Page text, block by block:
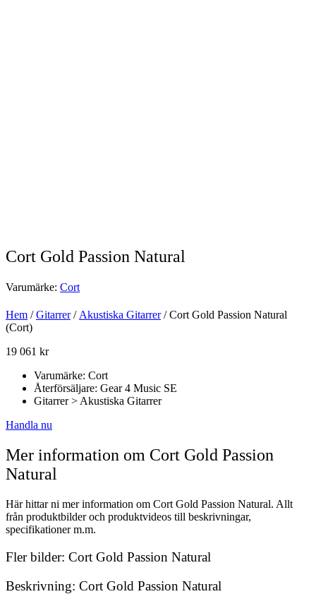
Cort Gold Passion Natural
Varumärke: Cort
Hem /Gitarrer/Akustiska Gitarrer/ Cort Gold Passion Natural
(Cort)
19 061 kr
Varumärke: Cort
Återförsäljare: Gear 4 Music SE
Gitarrer > Akustiska Gitarrer
Handla nu
Mer information om Cort Gold Passion
Natural
Här hittar ni mer information om Cort Gold Passion Natural. Allt
från produktbilder och produktvideos till beskrivningar,
specifikationer m.m.
Fler bilder: Cort Gold Passion Natural
Beskrivning: Cort Gold Passion Natural